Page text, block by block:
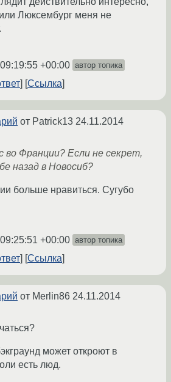
Люксембург меня не
+00:00 автор топика
Ссылка
от Patrick13 24.11.2014
во Франции? Если не секрет,
назад в Новосиб?
больше нравиться. Сугубо
+00:00 автор топика
Ссылка
от Merlin86 24.11.2014
может откроют в
есть люд.